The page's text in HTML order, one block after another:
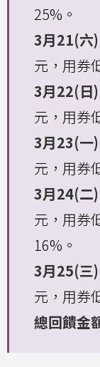
25%。
3月21(六)
元，用券
3月22(日)
元，用券
3月23(一)
元，用券
3月24(二)
元，用券
16%。
3月25(三)
元，用券
總回饋金